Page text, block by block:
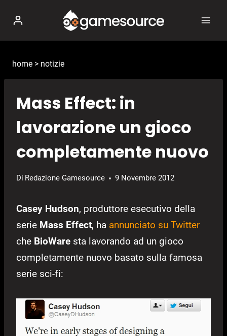
contenuto
home > notizie
Mass Effect: in
lavorazione un gioco
completamente nuovo
Di Redazione Gamesource 9 Novembre 2012
Casey Hudson, produttore esecutivo della
serie Mass Effect, ha annunciato su Twitter
che BioWare sta lavorando ad un gioco
completamente nuovo basato sulla famosa
serie sci-fi: